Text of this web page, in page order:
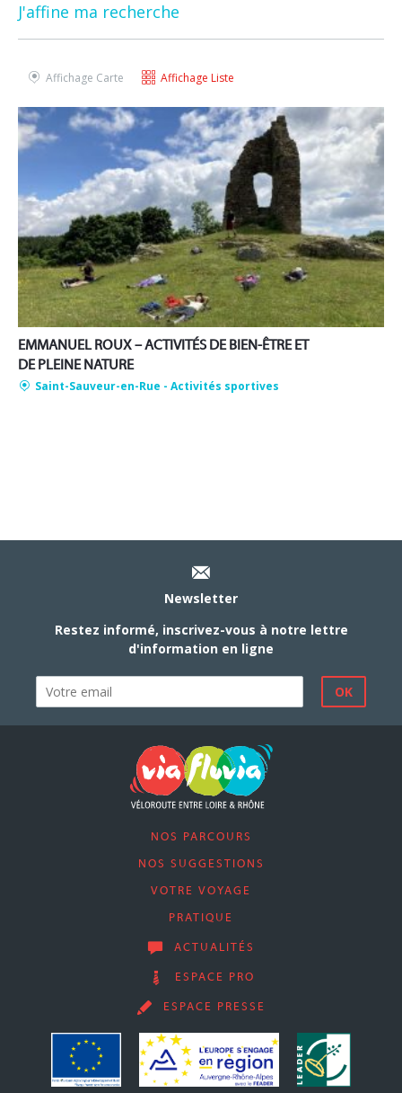
J'affine ma recherche
Affichage Carte Affichage Liste
EMMANUEL ROUX – ACTIVITÉS DE BIEN-ÊTRE ET
DE PLEINE NATURE
Saint-Sauveur-en-Rue - Activités sportives
Newsletter
Restez informé, inscrivez-vous à notre lettre
d'information en ligne
NOS PARCOURS
NOS SUGGESTIONS
VOTRE VOYAGE
PRATIQUE
ACTUALITÉS
ESPACE PRO
ESPACE PRESSE